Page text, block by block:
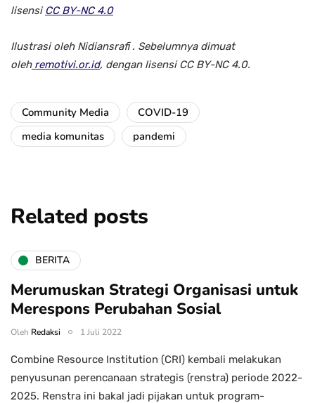
lisensiCC BY-NC 4.0
Ilustrasi oleh Nidiansrafi . Sebelumnya dimuat
olehremotivi.or.id, dengan lisensi CC BY-NC 4.0.
Community Media
COVID-19
media komunitas
pandemi
Related posts
BERITA
Merumuskan Strategi Organisasi untuk
Merespons Perubahan Sosial
Oleh Redaksi 1 Juli 2022
Combine Resource Institution (CRI) kembali melakukan
penyusunan perencanaan strategis (renstra) periode 2022-
2025. Renstra ini bakal jadi pijakan untuk program-